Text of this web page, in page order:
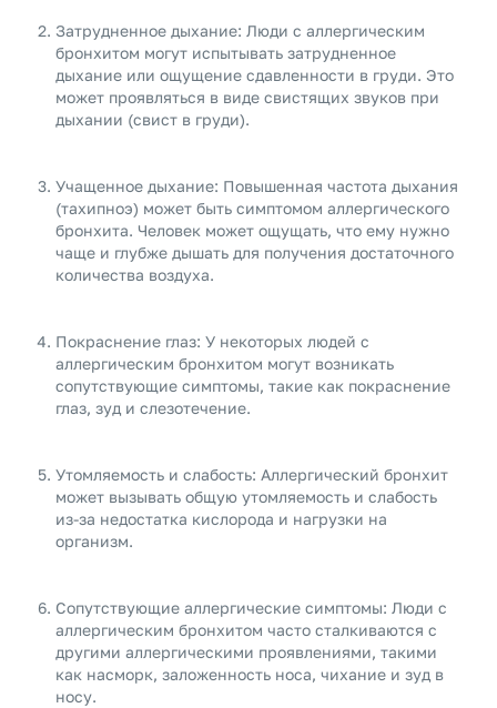
Затрудненное дыхание: Люди с аллергическим
бронхитом могут испытывать затрудненное
дыхание или ощущение сдавленности в груди. Это
может проявляться в виде свистящих звуков при
дыхании (свист в груди).
Учащенное дыхание: Повышенная частота дыхания
(тахипноэ) может быть симптомом аллергического
бронхита. Человек может ощущать, что ему нужно
чаще и глубже дышать для получения достаточного
количества воздуха.
Покраснение глаз: У некоторых людей с
аллергическим бронхитом могут возникать
сопутствующие симптомы, такие как покраснение
глаз, зуд и слезотечение.
Утомляемость и слабость: Аллергический бронхит
может вызывать общую утомляемость и слабость
из-за недостатка кислорода и нагрузки на
организм.
Сопутствующие аллергические симптомы: Люди с
аллергическим бронхитом часто сталкиваются с
другими аллергическими проявлениями, такими
как насморк, заложенность носа, чихание и зуд в
носу.